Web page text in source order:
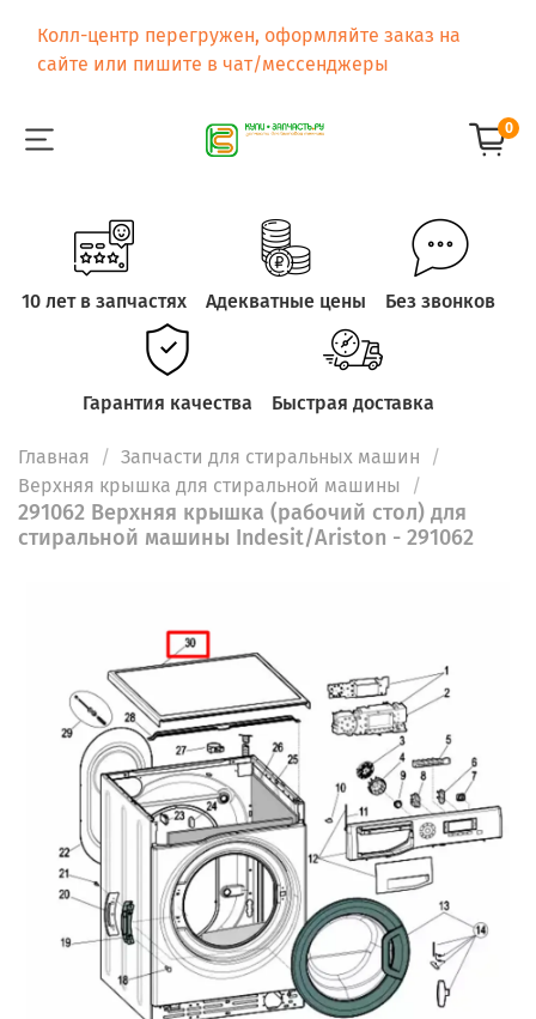
Колл-центр перегружен, оформляйте заказ на
сайте или пишите в чат/мессенджеры
0
10 лет в запчастях Адекватные цены Без звонков
Гарантия качества Быстрая доставка
Главная
Запчасти для стиральных машин
Верхняя крышка для стиральной машины
291062 Верхняя крышка (рабочий стол) для
стиральной машины Indesit/Ariston - 291062